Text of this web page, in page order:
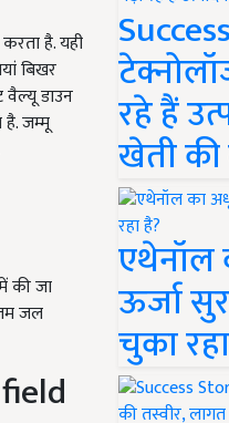
है. यही
बिखर
डाउन
है. जम्मू
की जा
जल
रहे हैं
खेती
एथेनॉल
ऊर्जा
चुका